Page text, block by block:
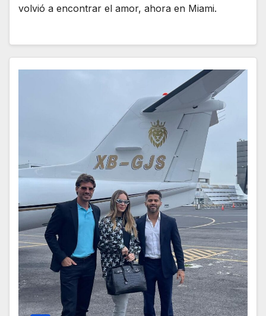
volvió a encontrar el amor, ahora en Miami.